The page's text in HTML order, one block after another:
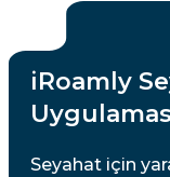
iRoamly
Seyahat için